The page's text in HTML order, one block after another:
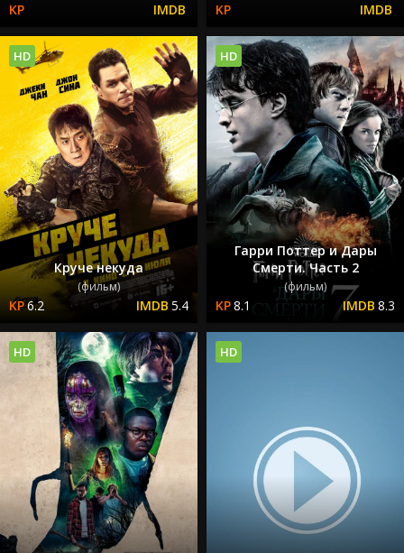
Круче некуда
(фильм)
6.2 5.4
HD
Гарри Поттер и Дары
Смерти. Часть 2
(фильм)
8.1 8.3
HD
HD HD